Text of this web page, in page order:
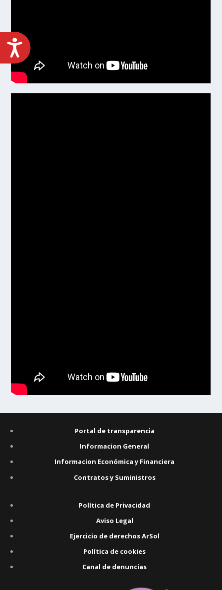
ACCESIBILIDAD
Portal de transparencia
Informacion General
Informacion Económica y Financiera
Contratos y Suministros
Política de Privacidad
Aviso Legal
Ejercicio de derechos ArSol
Política de cookies
Canal de denuncias